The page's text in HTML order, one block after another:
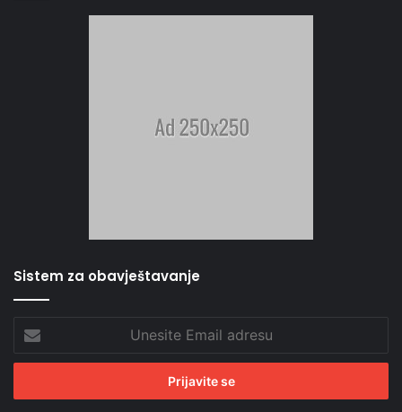
Sistem za obavještavanje
Email
adresu